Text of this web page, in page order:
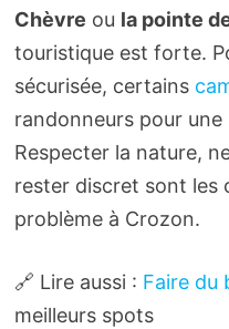
Chèvre ou la pointe
touristique est forte.
sécurisée, certains
randonneurs pour
Respecter la nature,
rester discret sont les
problème à Crozon.
🔗 Lire aussi : Faire du
meilleurs spots